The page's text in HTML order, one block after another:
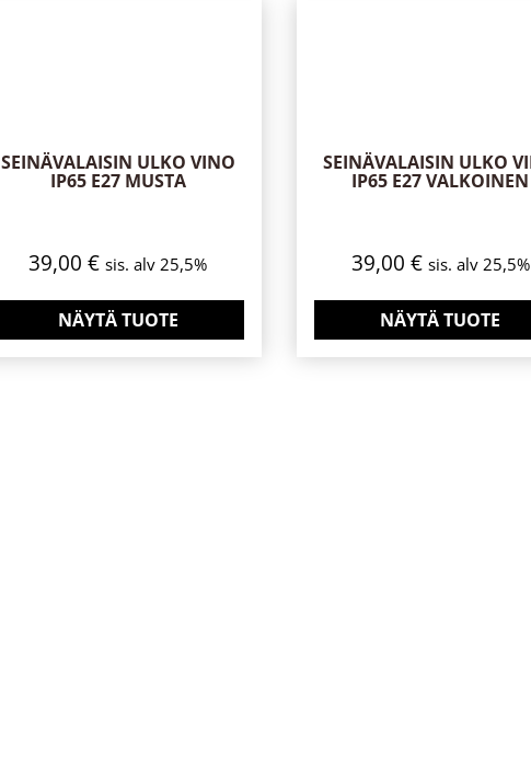
SEINÄVALAISIN ULKO VINO
IP65 E27 MUSTA
39,00€ sis. alv 25,5%
NÄYTÄ TUOTE
SEINÄVALAISIN ULKO
IP65 E27 VALKOINEN
39,00 € sis. alv 25,5%
NÄYTÄ TUOTE